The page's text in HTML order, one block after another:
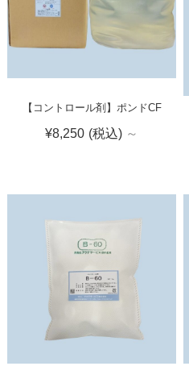
【コントロール剤】ポンドCF
¥8,250 (税込) ～